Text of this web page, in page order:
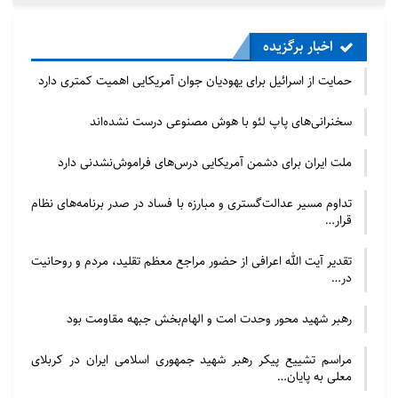
(مسلمانان) طی ۱۲۰ روز در دادگاه موسوم به دادگاه خارجی
تابعیت خود را اثبات کنند.
این قانون بطور قطع ناقض اصول برابری تصریح شده در
قانون اساسی سکولار دولت هند بوده و زمینه را برای سلب
تابعیت ۲۰۰ میلیون مسلمان هندی به بهانه مهاجر بودن و
تبدیل کشور پلورال و متکثری چون هند به یک ملت
یک‌دست و البته تندور‌ی هندو آماده خواهد کرد.
پایان پیام/م
اخبار برگزیده
حمایت از اسرائیل برای یهودیان جوان آمریکایی اهمیت کمتری دارد
سخنرانی‌های پاپ لئو با هوش مصنوعی درست نشده‌اند
ملت ایران برای دشمن آمریکایی درس‌های فراموش‌نشدنی دارد
تداوم مسیر عدالت‌گستری و مبارزه با فساد در صدر برنامه‌های نظام
قرار…
تقدیر آیت الله اعرافی از حضور مراجع معظم تقلید، مردم و روحانیت
در…
رهبر شهید محور وحدت امت و الهام‌بخش جبهه مقاومت بود
مراسم تشییع پیکر رهبر شهید جمهوری اسلامی ایران در کربلای
معلی به پایان…